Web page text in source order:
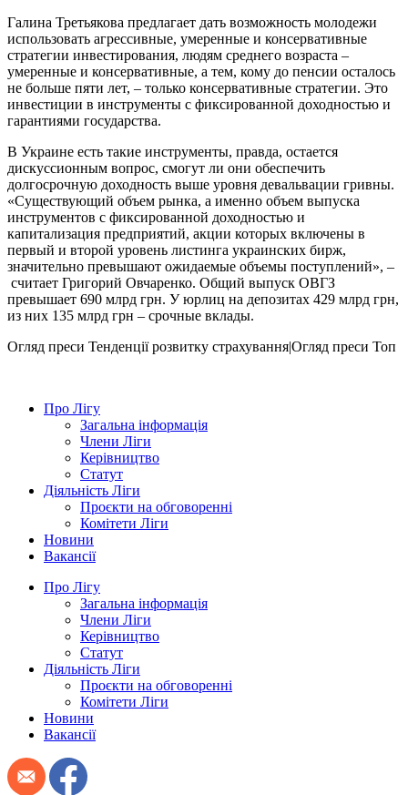
Галина Третьякова предлагает дать возможность молодежи
использовать агрессивные, умеренные и консервативные
стратегии инвестирования, людям среднего возраста –
умеренные и консервативные, а тем, кому до пенсии осталось
не больше пяти лет, – только консервативные стратегии. Это
инвестиции в инструменты с фиксированной доходностью и
гарантиями государства.
В Украине есть такие инструменты, правда, остается
дискуссионным вопрос, смогут ли они обеспечить
долгосрочную доходность выше уровня девальвации гривны.
«Существующий объем рынка, а именно объем выпуска
инструментов с фиксированной доходностью и
капитализация предприятий, акции которых включены в
первый и второй уровень листинга украинских бирж,
значительно превышают ожидаемые объемы поступлений», –
считает Григорий Овчаренко. Общий выпуск ОВГЗ
превышает 690 млрд грн. У юрлиц на депозитах 429 млрд грн,
из них 135 млрд грн – срочные вклады.
Огляд преси Тенденції розвитку страхування|Огляд преси Топ
Про Лігу
Загальна інформація
Члени Ліги
Керівництво
Статут
Діяльність Ліги
Проєкти на обговоренні
Комітети Ліги
Новини
Вакансії
Про Лігу
Загальна інформація
Члени Ліги
Керівництво
Статут
Діяльність Ліги
Проєкти на обговоренні
Комітети Ліги
Новини
Вакансії